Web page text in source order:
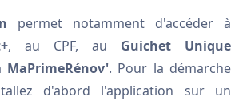
permet notamment d'accéder à
, au CPF, au Guichet Unique
MaPrimeRénov'. Pour la démarche
d'abord l'application sur un